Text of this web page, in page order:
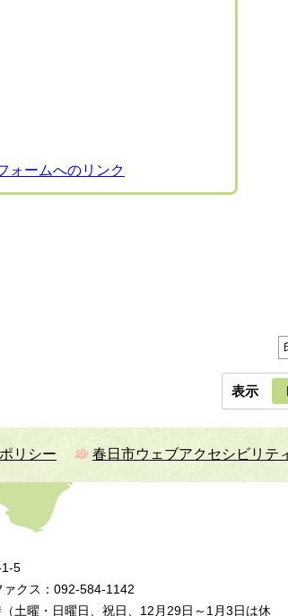
ォームへのリンク
表示
リシー 春日市ウェブアクセシビリテ
5
クス：092-584-1142
土曜・日曜日、祝日、12月29日～1月3日は休